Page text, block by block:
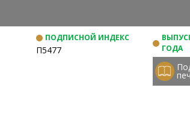
к
основномуПОДПИСНОЙ ИНДЕКС
П5477
ГОДА